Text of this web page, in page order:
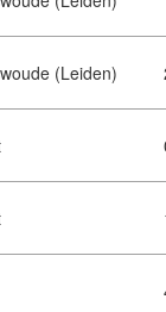
(Leiden)